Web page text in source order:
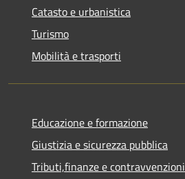
Catasto e urbanistica
Turismo
Mobilità e trasporti
Educazione e formazione
Giustizia e sicurezza pubblica
Tributi,finanze e contravvenzioni